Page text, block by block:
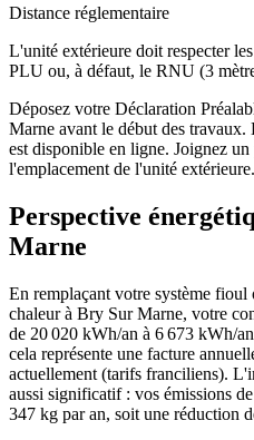
Distance réglementaire
L'unité extérieure doit respecter
PLU ou, à défaut, le RNU (3
Déposez votre Déclaration
Marne avant le début des
est disponible en ligne. Joignez
l'emplacement de l'unité extérieure.
Perspective
Marne
En remplaçant votre système fioul
chaleur à Bry Sur Marne, votre
de 20 020 kWh/an à 6 673 kWh/
cela représente une facture
actuellement (tarifs franciliens).
aussi significatif : vos émissions
347 kg par an, soit une réduction